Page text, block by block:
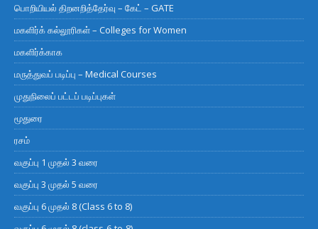
பொறியியல் திறனறித்தேர்வு – கேட் – GATE
மகளிர்க் கல்லூரிகள் – Colleges for Women
மகளிர்க்காக
மருத்துவப் படிப்பு – Medical Courses
முதுநிலைப் பட்டப் படிப்புகள்
மூதுரை
ரசம்
வகுப்பு 1 முதல் 3 வரை
வகுப்பு 3 முதல் 5 வரை
வகுப்பு 6 முதல் 8 (Class 6 to 8)